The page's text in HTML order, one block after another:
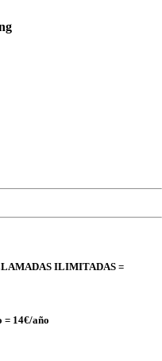
ILIMITADAS =
= 14€/año